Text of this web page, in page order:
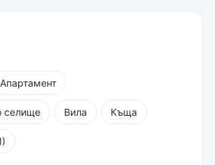
Апартамент
селище Вила Къща